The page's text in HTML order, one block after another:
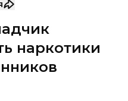
наркотики